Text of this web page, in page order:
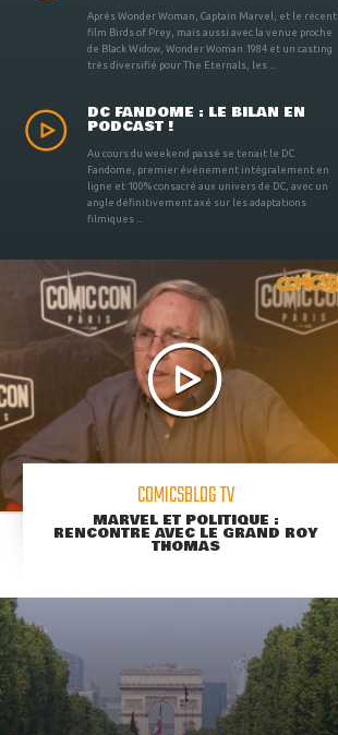
Après Wonder Woman, Captain Marvel, et le récent
film Birds of Prey, mais aussi avec la venue proche
de Black Widow, Wonder Woman 1984 et un casting
très diversifié pour The Eternals, les ...
DC FANDOME : LE BILAN EN
PODCAST !
Au cours du weekend passé se tenait le DC
Fandome, premier évènement intégralement en
ligne et 100% consacré aux univers de DC, avec un
angle définitivement axé sur les adaptations
filmiques ...
COMICSBLOG TV
MARVEL ET POLITIQUE :
RENCONTRE AVEC LE GRAND ROY
THOMAS